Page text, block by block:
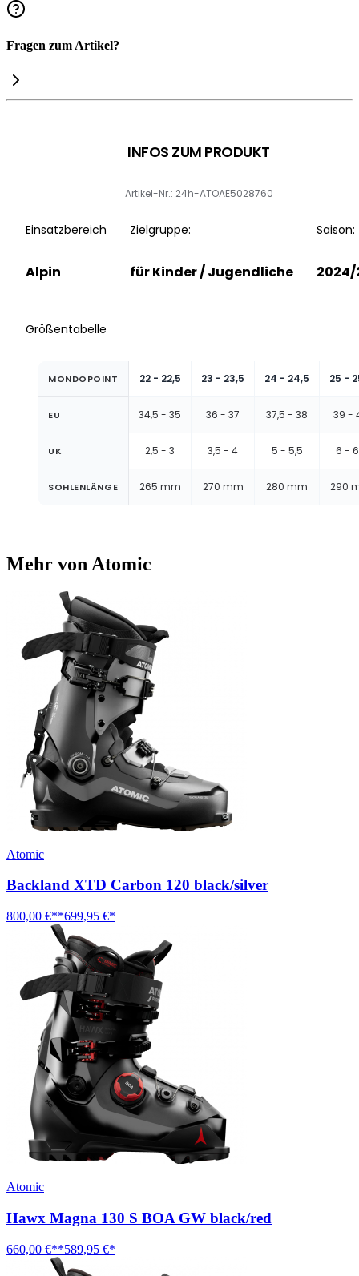
Fragen zum Artikel?
INFOS ZUM PRODUKT
Artikel-Nr.: 24h-ATOAE5028760
Einsatzbereich
Alpin
Zielgruppe:
für Kinder / Jugendliche
Saison:
2024/
Größentabelle
MONDOPOINT 22 - 22,5 23 - 23,5 24 - 24,5 25 -
EU 34,5 - 35 36 - 37 37,5 - 38 39 -
UK 2,5 - 3 3,5 - 4 5 - 5,5 6 -
SOHLENLÄNGE 265 mm 270 mm 280 mm 290
Mehr von Atomic
Atomic
Backland XTD Carbon 120 black/silver
800,00 €**699,95 €*
Atomic
Hawx Magna 130 S BOA GW black/red
660,00 €**589,95 €*